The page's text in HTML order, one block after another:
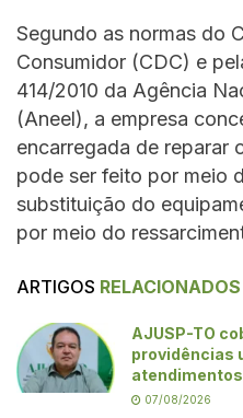
Segundo as normas do
Consumidor (CDC) e
414/2010 da Agência
(Aneel), a empresa
encarregada de reparar
pode ser feito por meio
substituição do
por meio do
ARTIGOS RELACIONADOS
AJUSP-TO
providências
atendimentos
07/08/2026